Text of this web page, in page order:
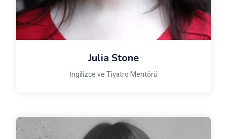
Julia Stone
İngilizce ve Tiyatro Mentörü